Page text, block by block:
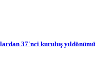
37'nci kuruluş yıldönümü